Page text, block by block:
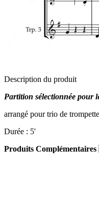
Description du produit
Partition sélectionnée pour
arrangé pour trio de
Durée : 5'
Produits Complémentaires